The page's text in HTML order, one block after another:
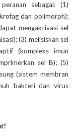
sebagai: (1)
dan polimorph);
mengaktivasi sel
(3) melisiskan sel
(kompleks imun
sel B); (5)
(sistem membran
bakteri dan virus
!